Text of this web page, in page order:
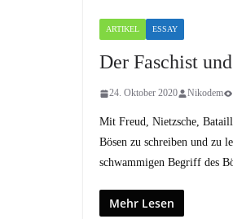
ARTIKEL ESSAY
Der Faschist
24. Oktober 2020 Nikodem
Mit Freud, Nietzsche,
Bösen zu schreiben und zu
schwammigen Begriff des
Mehr Lesen